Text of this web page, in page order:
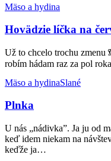
Hovädzie
na
víne
Mäso a hydina
Hovädzie líčka na
Už to chcelo trochu zmenu
robím hádam raz za pol
Plnka
Mäso a hydinaSlané
Plnka
U nás „nádivka”. Ja ju od
keď idem niekam na
keďže ja…